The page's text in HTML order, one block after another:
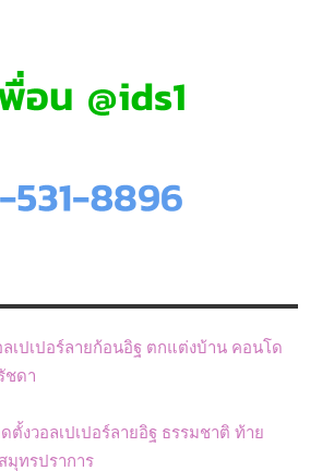
เปเปอร์ลายก้อนอิฐ ตกแต่งบ้าน คอนโด
ชดา
ตั้งวอลเปเปอร์ลายอิฐ ธรรมชาติ ท้าย
มุทรปราการ